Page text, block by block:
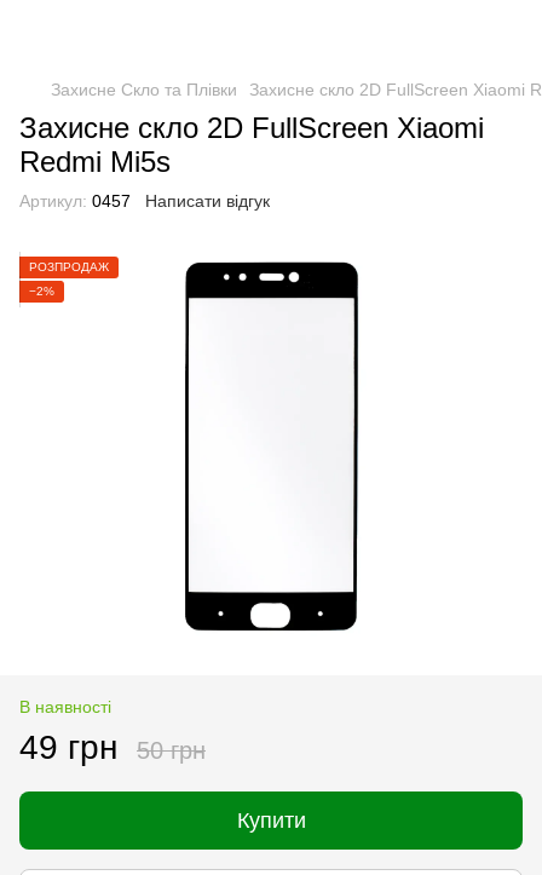
Захисне Скло та Плівки Захисне скло 2D FullScreen Xiaomi
Захисне скло 2D FullScreen Xiaomi
Redmi Mi5s
Артикул: 0457 Написати відгук
РОЗПРОДАЖ
−2%
В наявності
49 грн 50 грн
Купити